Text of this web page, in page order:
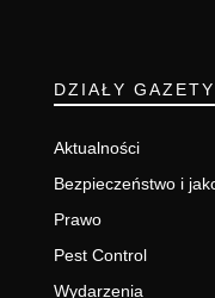
DZIAŁY GAZETY
Aktualności
Bezpieczeństwo i
Prawo
Pest Control
Wydarzenia